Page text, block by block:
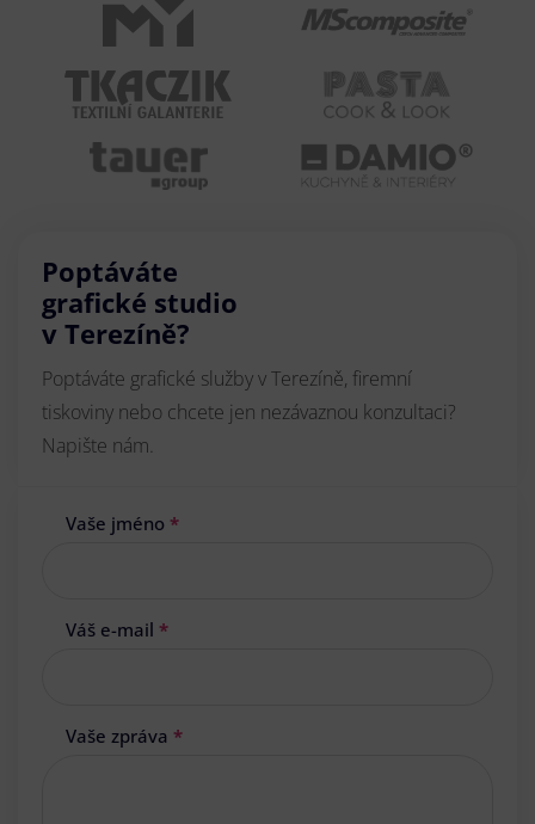
Poptáváte
grafické studio
v Terezíně?
Poptáváte grafické služby v Terezíně, firemní
tiskoviny nebo chcete jen nezávaznou konzultaci?
Napište nám.
Vaše jméno *
Váš e-mail *
Vaše zpráva *